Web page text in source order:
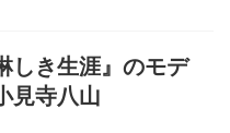
しき生涯』のモデ
見寺八山